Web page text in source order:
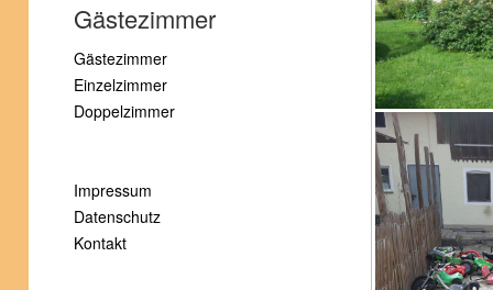
Gästezimmer
Gästezimmer
Einzelzimmer
Doppelzimmer
Impressum
Datenschutz
Kontakt